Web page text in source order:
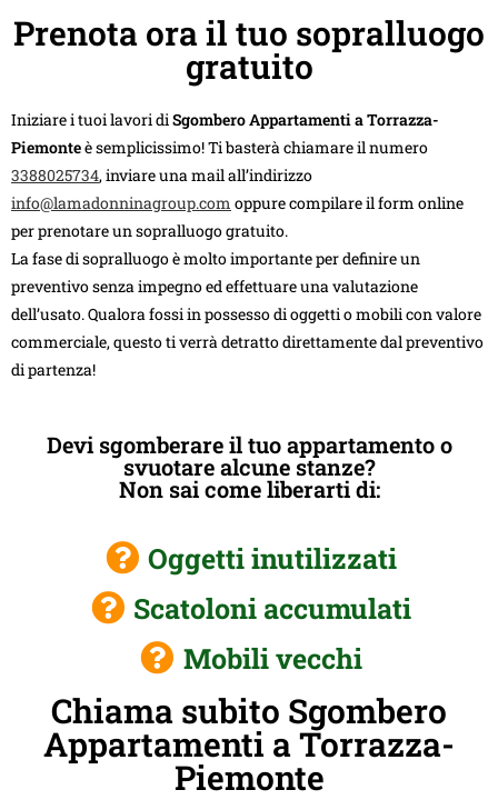
Prenota ora il tuo sopralluogo
gratuito
Iniziare i tuoi lavori di Sgombero Appartamenti a Torrazza-
Piemonteè semplicissimo! Ti basterà chiamare il numero
3388025734, inviare una mail all’indirizzo
info@lamadonninagroup.com oppure compilare il form online
per prenotare un sopralluogo gratuito.
La fase di sopralluogo è molto importante per definire un
preventivo senza impegno ed effettuare una valutazione
dell’usato. Qualora fossi in possesso di oggetti o mobili con valore
commerciale, questo ti verrà detratto direttamente dal preventivo
di partenza!
Devi sgomberare il tuo appartamento o
svuotare alcune stanze?
Non sai come liberarti di:
Oggetti inutilizzati
Scatoloni accumulati
Mobili vecchi
Chiama subito Sgombero
Appartamenti a Torrazza-
Piemonte